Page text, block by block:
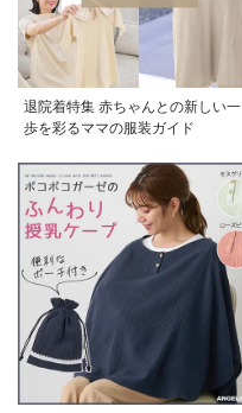
退院着特集 赤ちゃんとの新しい一
歩を彩るママの服装ガイド